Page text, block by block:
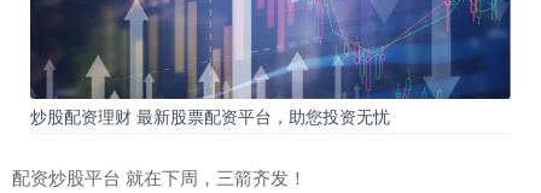
炒股配资理财 最新股票配资平台，助您投资无忧
配资炒股平台 就在下周，三箭齐发！